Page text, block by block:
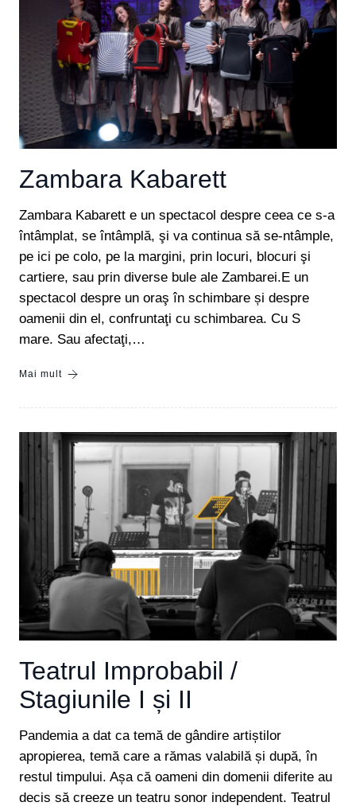
Zambara Kabarett
Zambara Kabarett e un spectacol despre ceea ce s-a
întâmplat, se întâmplă, şi va continua să se-ntâmple,
pe ici pe colo, pe la margini, prin locuri, blocuri şi
cartiere, sau prin diverse bule ale Zambarei.E un
spectacol despre un oraş în schimbare și despre
oamenii din el, confruntaţi cu schimbarea. Cu S
mare. Sau afectaţi,…
Mai mult
Teatrul Improbabil /
Stagiunile I și II
Pandemia a dat ca temă de gândire artiștilor
apropierea, temă care a rămas valabilă și după, în
restul timpului. Așa că oameni din domenii diferite au
decis să creeze un teatru sonor independent. Teatrul